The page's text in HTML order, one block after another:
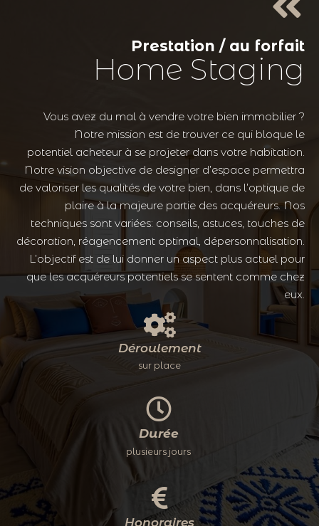
Prestation / au forfait
Home Staging
Vous avez du mal à vendre votre bien immobilier ?
Notre mission est de trouver ce qui bloque le
potentiel acheteur à se projeter dans votre habitation.
Notre vision objective de designer d’espace permettra
de valoriser les qualités de votre bien, dans l’optique de
plaire à la majeure partie des acquéreurs. Nos
techniques sont variées: conseils, astuces, touches de
décoration, réagencement optimal, dépersonnalisation.
L’objectif est de lui donner un aspect plus actuel pour
que les acquéreurs potentiels se sentent comme chez
eux.
Déroulement
sur place
Durée
plusieurs jours
Honoraires